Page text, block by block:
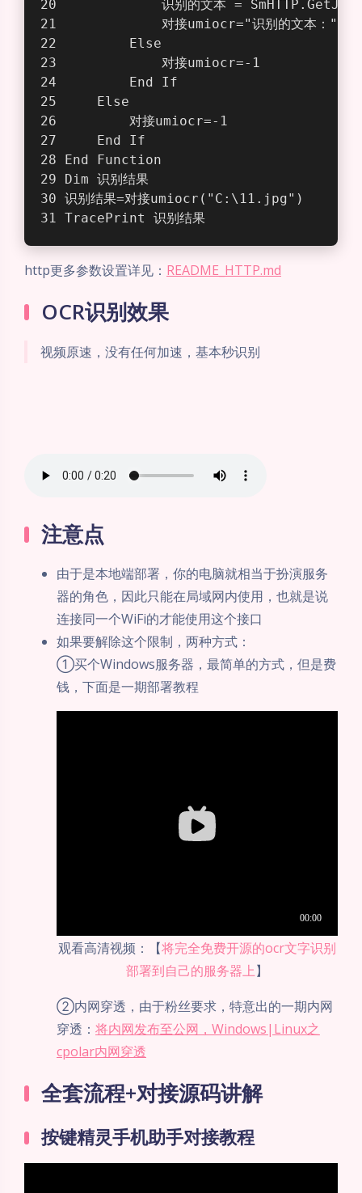
识别的文本 =
对接umiocr="识别的文本：" &
        Else
            对接umiocr=-1
        End If
    Else
        对接umiocr=-1
    End If
End Function
Dim 识别结果
识别结果=对接umiocr("C:\11.jpg")
TracePrint 识别结果
http更多参数设置详见： README_HTTP.md
OCR识别效果
视频原速，没有任何加速，基本秒识别
注意点
由于是本地端部署，你的电脑就相当于扮演服务
器的角色，因此只能在局域网内使用，也就是说
连接同一个WiFi的才能使用这个接口
如果要解除这个限制，两种方式：
①买个Windows服务器，最简单的方式，但是费
钱，下面是一期部署教程
观看高清视频：【将完全免费开源的ocr文字识别
部署到自己的服务器上】
②内网穿透，由于粉丝要求，特意出的一期内网
穿透： 将内网发布至公网，Windows|Linux之
cpolar内网穿透
全套流程+对接源码讲解
按键精灵手机助手对接教程